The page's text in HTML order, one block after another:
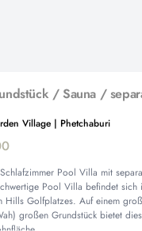
Village | Phetchaburi
Pool Villa mit
Pool Villa befindet sich
Hills Golfplatzes. Auf einem
großen Grundstück bietet